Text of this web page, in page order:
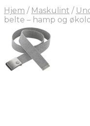
Hjem / Maskulint /
belte – hamp og